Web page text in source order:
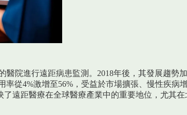
醫院進行遠距病患監測。2018年後，其發展趨
從4%激增至56%，受益於市場擴張、慢性疾病
了遠距醫療在全球醫療產業中的重要地位，尤